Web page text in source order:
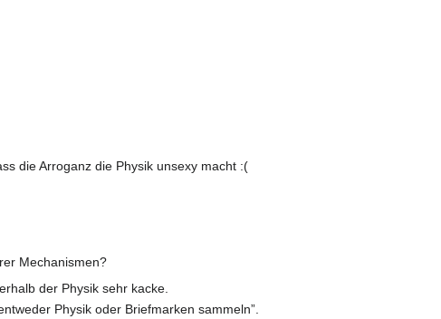
die Arroganz die Physik unsexy macht :(
Mechanismen?
der Physik sehr kacke.
Physik oder Briefmarken sammeln”.